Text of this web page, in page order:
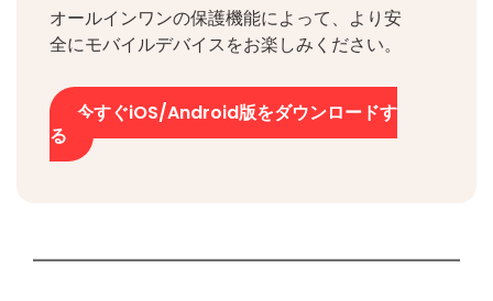
オールインワンの保護機能によって、より安
全にモバイルデバイスをお楽しみください。
今すぐiOS/Android版をダウンロードす
る